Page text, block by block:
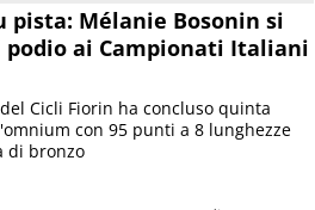
pista: Mélanie Bosonin si
podio ai Campionati Italiani
Cicli Fiorin ha concluso quinta
con 95 punti a 8 lunghezze
di bronzo